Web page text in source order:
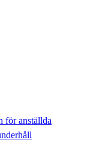
för anställda